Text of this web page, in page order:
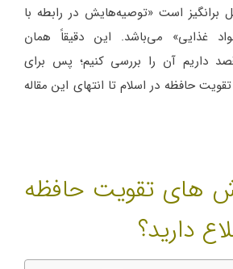
برانگیز است «توصیه‌هایش در رابطه با
غذایی» می‌باشد. این دقیقاً همان
داریم آن را بررسی کنیم؛ پس برای
حافظه در اسلام تا انتهای این مقاله
های تقویت حافظه
دارید؟